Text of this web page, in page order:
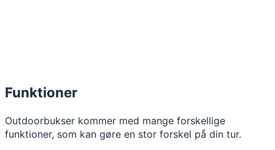
Funktioner
Outdoorbukser kommer med mange forskellige
funktioner, som kan gøre en stor forskel på din tur.